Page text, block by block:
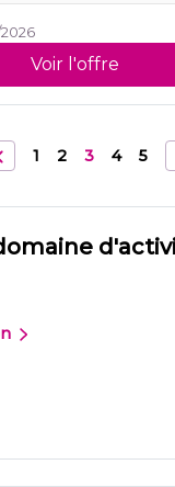
Voir l'offre
1 2 3 4 5